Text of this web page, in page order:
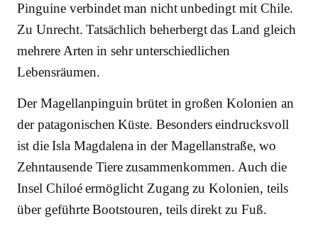
Pinguine verbindet man nicht unbedingt mit Chile.
Zu Unrecht. Tatsächlich beherbergt das Land gleich
mehrere Arten in sehr unterschiedlichen
Lebensräumen.
Der Magellanpinguin brütet in großen Kolonien an
der patagonischen Küste. Besonders eindrucksvoll
ist die Isla Magdalena in der Magellanstraße, wo
Zehntausende Tiere zusammenkommen. Auch die
Insel Chiloé ermöglicht Zugang zu Kolonien, teils
über geführte Bootstouren, teils direkt zu Fuß.